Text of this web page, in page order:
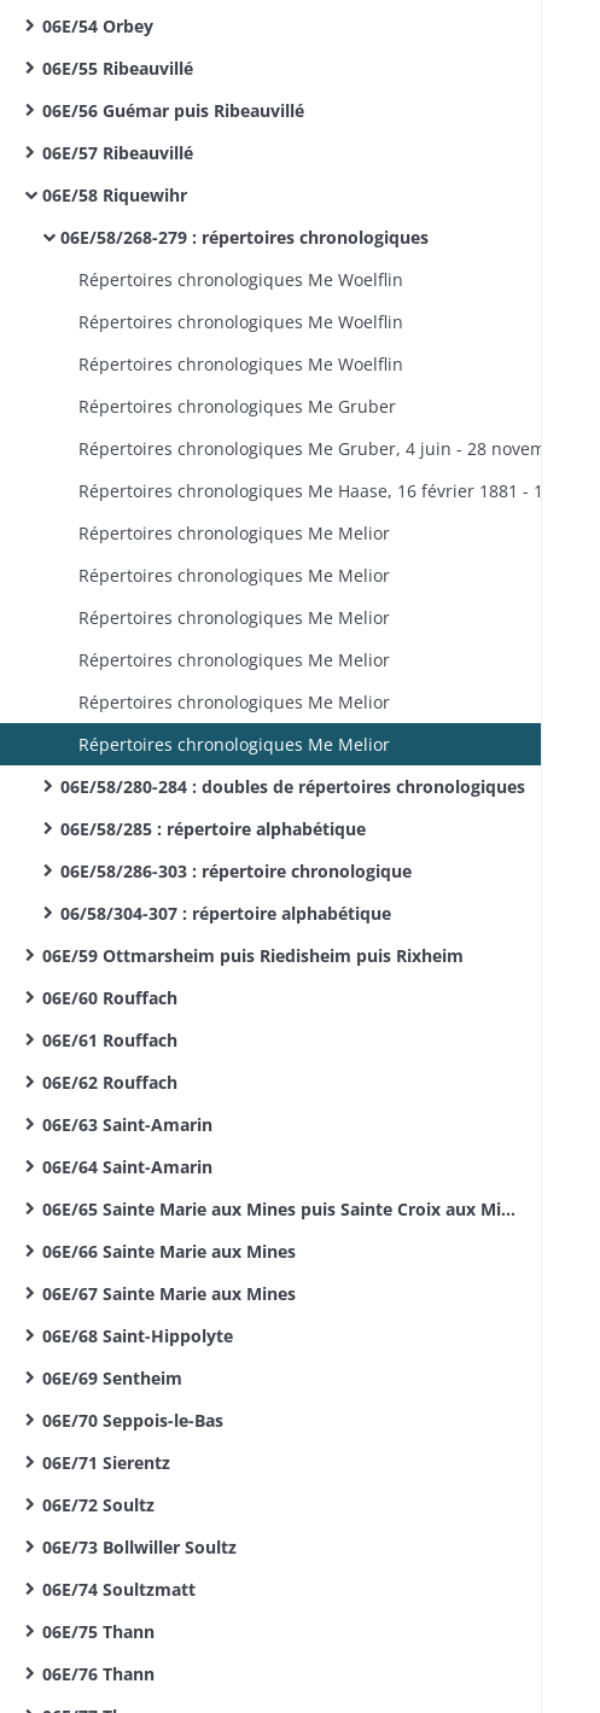
06E/54 Orbey
06E/55 Ribeauvillé
06E/56 Guémar puis Ribeauvillé
06E/57 Ribeauvillé
06E/58 Riquewihr
06E/58/268-279 : répertoires chronologiques
Répertoires chronologiques Me Woelflin
Répertoires chronologiques Me Woelflin
Répertoires chronologiques Me Woelflin
Répertoires chronologiques Me Gruber
Répertoires chronologiques Me Melior
Répertoires chronologiques Me Melior
Répertoires chronologiques Me Melior
Répertoires chronologiques Me Melior
Répertoires chronologiques Me Melior
Répertoires chronologiques Me Melior
06E/58/280-284 : doubles de répertoires chronologiques
06E/58/285 : répertoire alphabétique
06E/58/286-303 : répertoire chronologique
06/58/304-307 : répertoire alphabétique
06E/59 Ottmarsheim puis Riedisheim puis Rixheim
06E/60 Rouffach
06E/61 Rouffach
06E/62 Rouffach
06E/63 Saint-Amarin
06E/64 Saint-Amarin
06E/65 Sainte Marie aux Mines puis Sainte Croix aux Mines
06E/66 Sainte Marie aux Mines
06E/67 Sainte Marie aux Mines
06E/68 Saint-Hippolyte
06E/69 Sentheim
06E/70 Seppois-le-Bas
06E/71 Sierentz
06E/72 Soultz
06E/73 Bollwiller Soultz
06E/74 Soultzmatt
06E/75 Thann
06E/76 Thann